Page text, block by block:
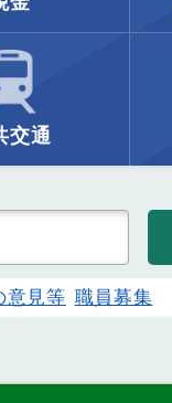
交通
意見等 職員募集